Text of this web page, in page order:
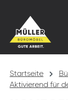
Startseite
Aktivierend für